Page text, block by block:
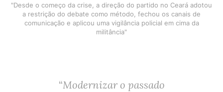
"Desde o começo da crise, a direção do partido no Ceará adotou
a restrição do debate como método, fechou os canais de
comunicação e aplicou uma vigilância policial em cima da
militância"
“Modernizar o passado